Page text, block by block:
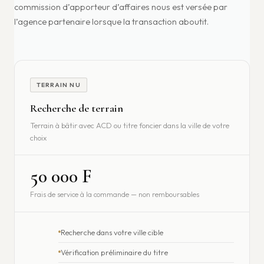
commission d’apporteur d’affaires nous est versée par
l’agence partenaire lorsque la transaction aboutit.
TERRAIN NU
Recherche de terrain
Terrain à bâtir avec ACD ou titre foncier dans la ville de votre
choix
50 000 F
Frais de service à la commande — non remboursables
Recherche dans votre ville cible
Vérification préliminaire du titre